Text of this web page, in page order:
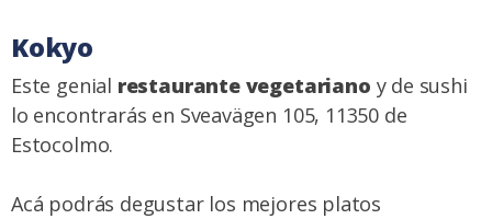
Kokyo
Este genial restaurante vegetariano y de sushi
lo encontrarás en Sveavägen 105, 11350 de
Estocolmo.
Acá podrás degustar los mejores platos